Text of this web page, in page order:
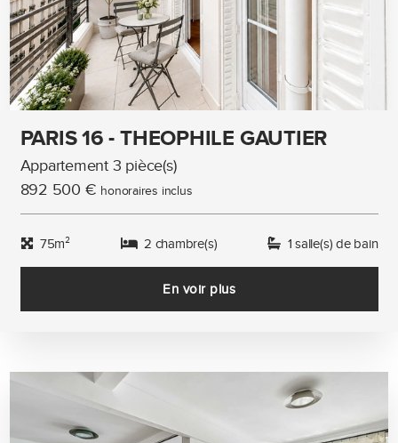
PARIS 16 - THEOPHILE GAUTIER
Appartement 3 pièce(s)
892 500 € honoraires inclus
75m² 2 chambre(s) 1 salle(s) de bain
En voir plus